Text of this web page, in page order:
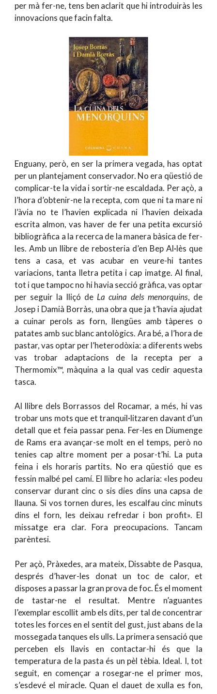
per mà fer-ne, tens ben aclarit que hi introduiràs les
innovacions que facin falta.
Enguany, però, en ser la primera vegada, has optat
per un plantejament conservador. No era qüestió de
complicar-te la vida i sortir-ne escaldada. Per açò, a
l’hora d’obtenir-ne la recepta, com que ni ta mare ni
l’àvia no te l’havien explicada ni l’havien deixada
escrita almon, vas haver de fer una petita excursió
bibliogràfica a la recerca de la manera bàsica de fer-
les. Amb un llibre de rebosteria d’en Bep Al·lès que
tens a casa, et vas acubar en veure-hi tantes
variacions, tanta lletra petita i cap imatge. Al final,
tot i que tampoc no hi havia secció gràfica, vas optar
per seguir la lliçó de La cuina dels menorquins, de
Josep i Damià Borràs, una obra que ja t’havia ajudat
a cuinar perols as forn, llengües amb tàperes o
patates amb suc blanc antològics. Ara bé, a l’hora de
pastar, vas optar per l’heterodòxia: a diferents webs
vas trobar adaptacions de la recepta per a
Thermomix™, màquina a la qual vas cedir aquesta
tasca.
Al llibre dels Borrassos del Rocamar, a més, hi vas
trobar uns mots que et tranquil·litzaren davant d’un
detall que et feia passar pena. Fer-les en Diumenge
de Rams era avançar-se molt en el temps, però no
tenies cap altre moment per a posar-t’hi. La puta
feina i els horaris partits. No era qüestió que es
fessin malbé pel camí. El llibre ho aclaria: «les podeu
conservar durant cinc o sis dies dins una capsa de
llauna. Si vos tornen dures, les escalfau cinc minuts
dins el forn, les deixau refredar i bon profit». El
missatge era clar. Fora preocupacions. Tancam
parèntesi.
Per açò, Pràxedes, ara mateix, Dissabte de Pasqua,
després d’haver-les donat un toc de calor, et
disposes a passar la gran prova de foc. És el moment
de tastar-ne el resultat. Mentre n’aguantes
l’exemplar escollit amb els dits, per tal de concentrar
totes les forces en el sentit del gust, just abans de la
mossegada tanques els ulls. La primera sensació que
perceben els llavis en contactar-hi és que la
temperatura de la pasta és un pèl tèbia. Ideal. I, tot
seguit, en començar a rosegar-ne el primer mos,
s’esdevé el miracle. Quan el dauet de xulla es fon,